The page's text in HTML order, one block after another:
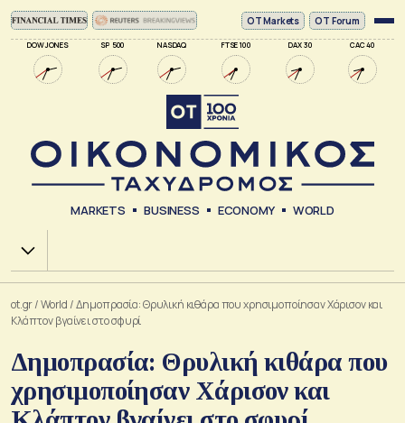
DOW JONES SP 500 NASDAQ FTSE 100 DAX 30 CAC 40
ΟΤ Markets OT Forum
MARKETS BUSINESS ECONOMY WORLD
Χ.Α.
ot.gr/World /Δημοπρασία: Θρυλική κιθάρα που χρησιμοποίησαν Χάρισον και
Κλάπτον βγαίνει στο σφυρί
Δημοπρασία: Θρυλική κιθάρα που
χρησιμοποίησαν Χάρισον και